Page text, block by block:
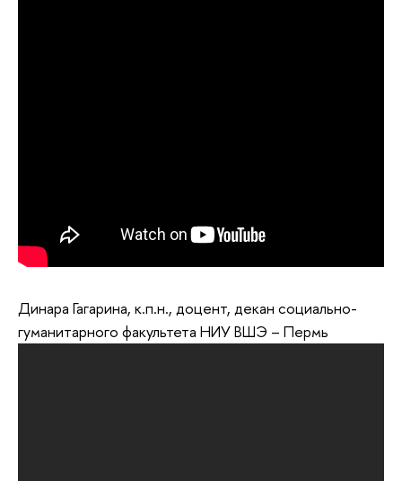
Динара Гагарина, к.п.н., доцент, декан социально-
гуманитарного факультета НИУ ВШЭ – Пермь